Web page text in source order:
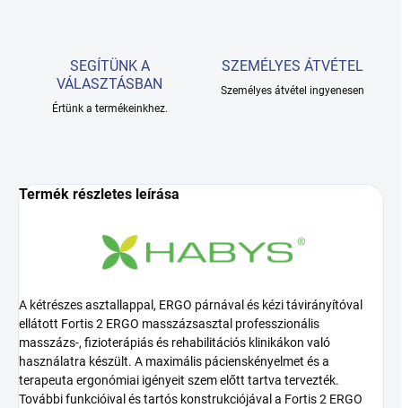
SEGÍTÜNK A
VÁLASZTÁSBAN
Értünk a termékeinkhez.
SZEMÉLYES ÁTVÉTEL
Személyes átvétel ingyenesen
Termék részletes leírása
A kétrészes asztallappal, ERGO párnával és kézi távirányítóval
ellátott Fortis 2 ERGO masszázsasztal professzionális
masszázs-, fizioterápiás és rehabilitációs klinikákon való
használatra készült. A maximális pácienskényelmet és a
terapeuta ergonómiai igényeit szem előtt tartva tervezték.
További funkcióival és tartós konstrukciójával a Fortis 2 ERGO